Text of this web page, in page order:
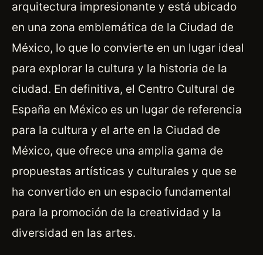
arquitectura impresionante y está ubicado
en una zona emblemática de la Ciudad de
México, lo que lo convierte en un lugar ideal
para explorar la cultura y la historia de la
ciudad. En definitiva, el Centro Cultural de
España en México es un lugar de referencia
para la cultura y el arte en la Ciudad de
México, que ofrece una amplia gama de
propuestas artísticas y culturales y que se
ha convertido en un espacio fundamental
para la promoción de la creatividad y la
diversidad en las artes.